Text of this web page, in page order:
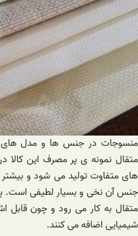
منسوجات در جنس ها و مدل های
متقال نمونه ی پر مصرف این کالا
های متفاوت تولید می شود و
جنس آن نخی و بسیار لطیفی است.
متقال به کار می رود و چون
شیمیایی اضافه می کنند.